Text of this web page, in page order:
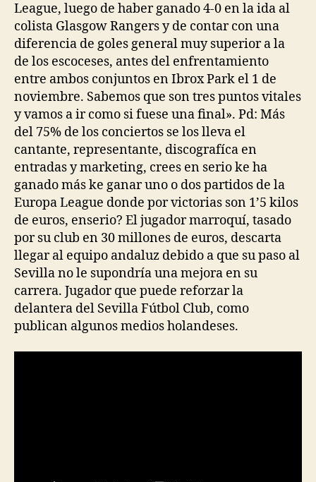
League, luego de haber ganado 4-0 en la ida al
colista Glasgow Rangers y de contar con una
diferencia de goles general muy superior a la
de los escoceses, antes del enfrentamiento
entre ambos conjuntos en Ibrox Park el 1 de
noviembre. Sabemos que son tres puntos vitales
y vamos a ir como si fuese una final». Pd: Más
del 75% de los conciertos se los lleva el
cantante, representante, discografíca en
entradas y marketing, crees en serio ke ha
ganado más ke ganar uno o dos partidos de la
Europa League donde por victorias son 1’5 kilos
de euros, enserio? El jugador marroquí, tasado
por su club en 30 millones de euros, descarta
llegar al equipo andaluz debido a que su paso al
Sevilla no le supondría una mejora en su
carrera. Jugador que puede reforzar la
delantera del Sevilla Fútbol Club, como
publican algunos medios holandeses.